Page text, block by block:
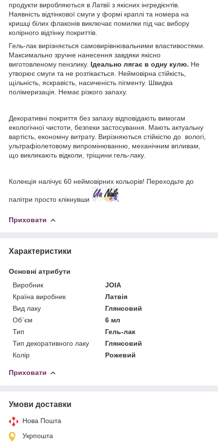
продукти виробляються в Латвії з якісних інгредієнтів.
Наявність відтінкової смуги у формі краплі та номера на
кришці білих флаконів виключає помилки під час вибору
колірного відтінку покриттів.
Гель-лак вирізняється самовирівнювальними властивостями.
Максимально зручне нанесення завдяки якісно
виготовленому пензлику. Ідеально лягає в одну кулю. Не
утворює смуги та не розтікається. Неймовірна стійкість,
щільність, яскравість, насиченість пігменту. Швидка
полімеризація. Немає різкого запаху.
Декоративні покриття без запаху відповідають вимогам
екологічної чистоти, безпеки застосування. Мають актуальну
вартість, економну витрату. Вирізняються стійкістю до вологі,
ультрафіолетовому випромінюванню, механічним впливам,
що викликають відколи, тріщини гель-лаку.
Колекція налічує 60 неймовірних кольорів! Переходьте до
палітри просто клікнувши
Приховати
Характеристики
Основні атрибути
Виробник
JOIA
Країна виробник
Латвія
Вид лаку
Глянсовий
Об`єм
6 мл
Тип
Гель-лак
Тип декоративного лаку
Глянсовий
Колір
Рожевий
Приховати
Умови доставки
Нова Пошта
Укрпошта